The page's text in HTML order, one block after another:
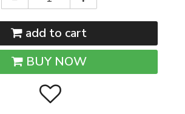
add to cart
BUY NOW